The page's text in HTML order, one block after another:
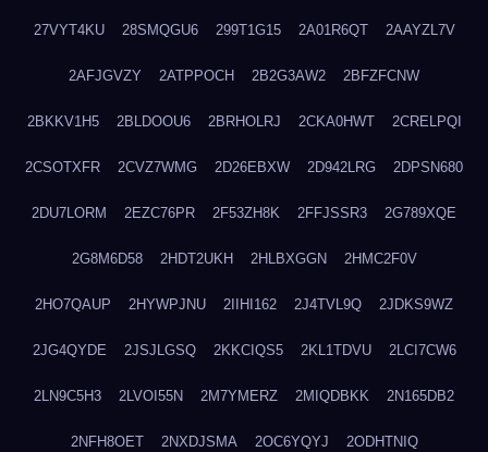
27VYT4KU 28SMQGU6 299T1G15 2A01R6QT 2AAYZL7V
2AFJGVZY 2ATPPOCH 2B2G3AW2 2BFZFCNW
2BKKV1H5 2BLDOOU6 2BRHOLRJ 2CKA0HWT 2CRELPQI
2CSOTXFR 2CVZ7WMG 2D26EBXW 2D942LRG 2DPSN680
2DU7LORM 2EZC76PR 2F53ZH8K 2FFJSSR3 2G789XQE
2G8M6D58 2HDT2UKH 2HLBXGGN 2HMC2F0V
2HO7QAUP 2HYWPJNU 2IIHI162 2J4TVL9Q 2JDKS9WZ
2JG4QYDE 2JSJLGSQ 2KKCIQS5 2KL1TDVU 2LCI7CW6
2LN9C5H3 2LVOI55N 2M7YMERZ 2MIQDBKK 2N165DB2
2NFH8OET 2NXDJSMA 2OC6YQYJ 2ODHTNIQ